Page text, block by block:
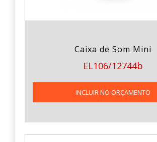
Caixa de Som Mini
EL106/12744b
INCLUIR NO ORÇAMENTO